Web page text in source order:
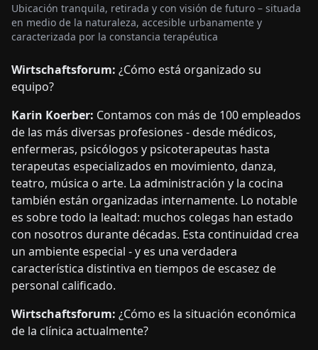
Ubicación tranquila, retirada y con visión de futuro – situada
en medio de la naturaleza, accesible urbanamente y
caracterizada por la constancia terapéutica
Wirtschaftsforum: ¿Cómo está organizado su
equipo?
Karin Koerber: Contamos con más de 100 empleados
de las más diversas profesiones - desde médicos,
enfermeras, psicólogos y psicoterapeutas hasta
terapeutas especializados en movimiento, danza,
teatro, música o arte. La administración y la cocina
también están organizadas internamente. Lo notable
es sobre todo la lealtad: muchos colegas han estado
con nosotros durante décadas. Esta continuidad crea
un ambiente especial - y es una verdadera
característica distintiva en tiempos de escasez de
personal calificado.
Wirtschaftsforum: ¿Cómo es la situación económica
de la clínica actualmente?